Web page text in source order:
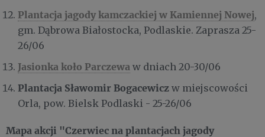
Plantacja jagody kamczackiej w Kamiennej Nowej,
gm. Dąbrowa Białostocka, Podlaskie. Zaprasza 25-
26/06
Jasionka koło Parczewa w dniach 20-30/06
Plantacja Sławomir Bogacewicz w miejscowości
Orla, pow. Bielsk Podlaski - 25-26/06
Mapa akcji "Czerwiec na plantacjach jagody